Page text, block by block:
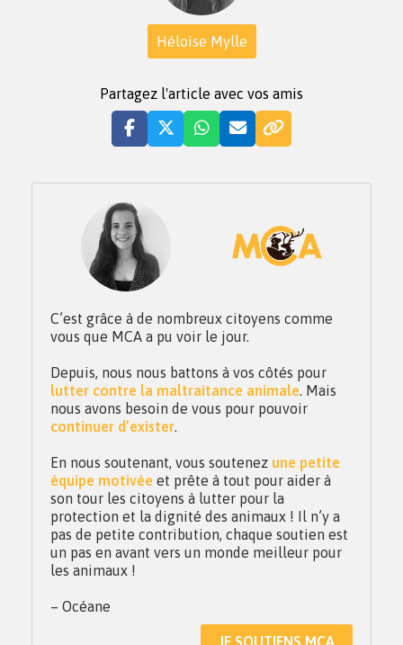
Héloïse Mylle
Partagez l'article avec vos amis
C’est grâce à de nombreux citoyens comme
vous que MCA a pu voir le jour.
Depuis, nous nous battons à vos côtés pour
lutter contre la maltraitance animale. Mais
nous avons besoin de vous pour pouvoir
continuer d’exister.
En nous soutenant, vous soutenez une petite
équipe motivée et prête à tout pour aider à
son tour les citoyens à lutter pour la
protection et la dignité des animaux ! Il n’y a
pas de petite contribution, chaque soutien est
un pas en avant vers un monde meilleur pour
les animaux !
– Océane
JE SOUTIENS MCA